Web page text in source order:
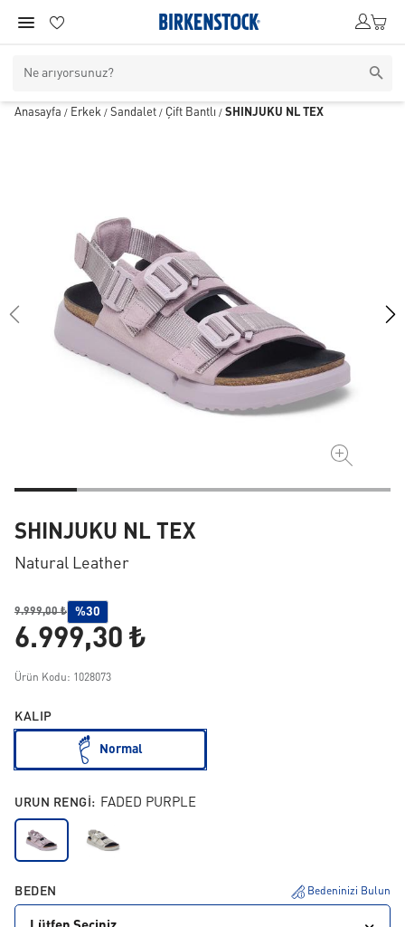
Anasayfa / Erkek / Sandalet / Çift Bantlı / SHINJUKU NL TEX
SHINJUKU NL TEX
Natural Leather
9.999,00 ₺ %30
6.999,30 ₺
Ürün Kodu: 1028073
KALIP
Normal
URUN RENGI: FADED PURPLE
BEDEN Bedeninizi Bulun